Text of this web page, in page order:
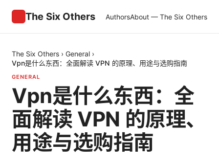
The Six Others AuthorsAbout — The Six Others
The Six Others › General ›
Vpn是什么东西：全面解读 VPN 的原理、用途与选购指南
GENERAL
Vpn是什么东西：全
面解读 VPN 的原理、
用途与选购指南